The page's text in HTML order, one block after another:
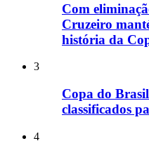
Com
Cruzeiro
história da
3
Copa do
classificados
4